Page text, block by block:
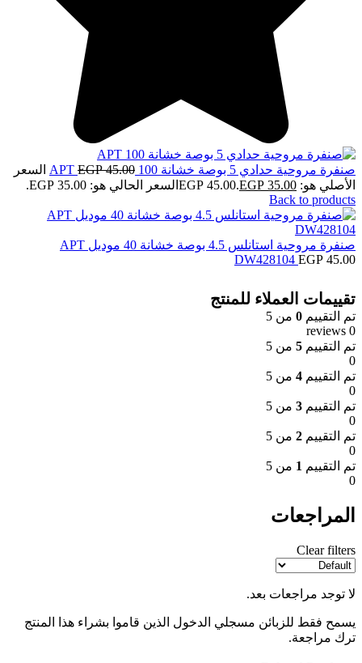
صنفرة مروحية حدادي 5 بوصة خشانة 100 APT EGP45.00
السعر
الأصلي هو: EGP 45.00.
EGP 35.00
السعر الحالي هو: EGP 35.00.
Back to products
صنفرة مروحية استانلس 4.5 بوصة خشانة 40 موديل APT
DW428104 EGP 45.00
تقييمات العملاء للمنتج
تم التقييم 0 من 5
0 reviews
تم التقييم 5 من 5
0
تم التقييم 4 من 5
0
تم التقييم 3 من 5
0
تم التقييم 2 من 5
0
تم التقييم 1 من 5
0
المراجعات
Clear filters
لا توجد مراجعات بعد.
يسمح فقط للزبائن مسجلي الدخول الذين قاموا بشراء هذا المنتج
ترك مراجعة.